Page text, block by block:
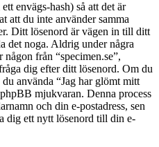
envägs-hash) så att det är
att du inte använder samma
Ditt lösenord är vägen in till ditt
det noga. Aldrig under några
från “specimen.se”,
dig efter ditt lösenord. Om du
använda “Jag har glömt mitt
mjukvaran. Denna process
och din e-postadress, sen
dig ett nytt lösenord till din e-